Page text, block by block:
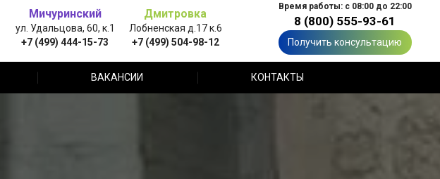
Мичуринский
ул. Удальцова, 60, к.1
+7 (499) 444-15-73
Дмитровка
Лобненская д.17 к.6
+7 (499) 504-98-12
Время работы: с 08:00 до 22:00
8 (800) 555-93-61
Получить консультацию
ВАКАНСИИ КОНТАКТЫ